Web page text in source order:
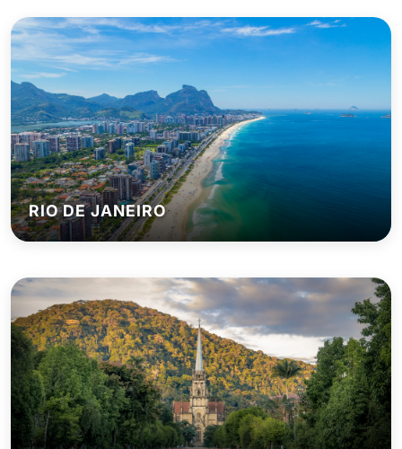
RIO DE JANEIRO